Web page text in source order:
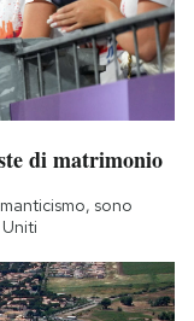
di matrimonio
sono